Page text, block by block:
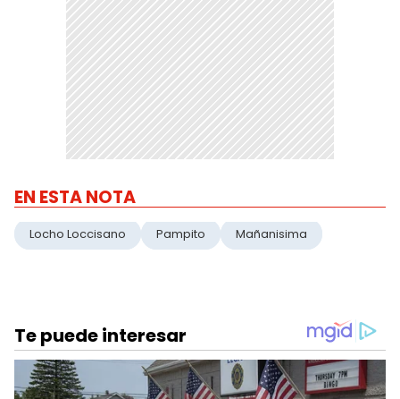
EN ESTA NOTA
Locho Loccisano Pampito Mañanisima